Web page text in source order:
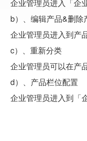
企业管理员进入「企
b）、编辑产品&删除
企业管理员进入到产
c）、重新分类
企业管理员可以在产
d）、产品栏位配置
企业管理员进入到「